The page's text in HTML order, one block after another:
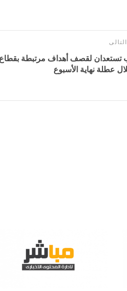
التالى
تستعدان لقصف أهداف مرتبطة بقطاع
عطلة نهاية الأسبوع